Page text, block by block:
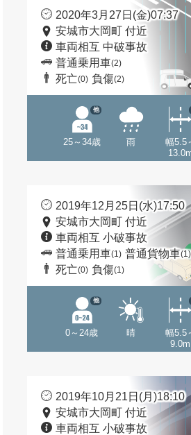
2020年3月27日(金)07:37
安城市大岡町 付近
車両相互 中破事故
普通乗用車(2)
死亡(0) 負傷(2)
25～34歳
他
雨
幅5.5
2019年12月25日(水)17:50
安城市大岡町 付近
車両相互 小破事故
普通乗用車(1) 普通貨物車(1)
死亡(0) 負傷(1)
0～24歳
他
晴
幅5.5
9.0m
2019年10月21日(月)18:10
安城市大岡町 付近
車両相互 小破事故